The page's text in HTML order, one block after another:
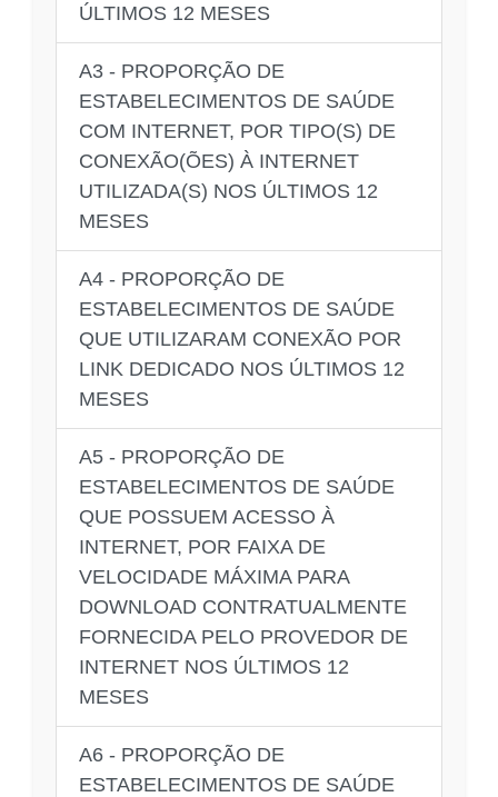
ÚLTIMOS 12 MESES
A3 - PROPORÇÃO DE
ESTABELECIMENTOS DE SAÚDE
COM INTERNET, POR TIPO(S) DE
CONEXÃO(ÕES) À INTERNET
UTILIZADA(S) NOS ÚLTIMOS 12
MESES
A4 - PROPORÇÃO DE
ESTABELECIMENTOS DE SAÚDE
QUE UTILIZARAM CONEXÃO POR
LINK DEDICADO NOS ÚLTIMOS 12
MESES
A5 - PROPORÇÃO DE
ESTABELECIMENTOS DE SAÚDE
QUE POSSUEM ACESSO À
INTERNET, POR FAIXA DE
VELOCIDADE MÁXIMA PARA
DOWNLOAD CONTRATUALMENTE
FORNECIDA PELO PROVEDOR DE
INTERNET NOS ÚLTIMOS 12
MESES
A6 - PROPORÇÃO DE
ESTABELECIMENTOS DE SAÚDE